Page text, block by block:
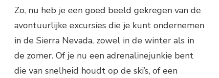
Zo, nu heb je een goed beeld gekregen van de
avontuurlijke excursies die je kunt ondernemen
in de Sierra Nevada, zowel in de winter als in
de zomer. Of je nu een adrenalinejunkie bent
die van snelheid houdt op de ski’s, of een